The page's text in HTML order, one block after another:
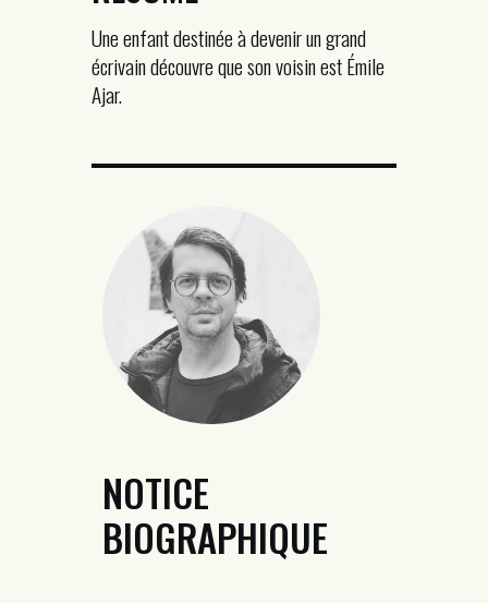
Une enfant destinée à devenir un grand
écrivain découvre que son voisin est Émile
Ajar.
NOTICE
BIOGRAPHIQUE